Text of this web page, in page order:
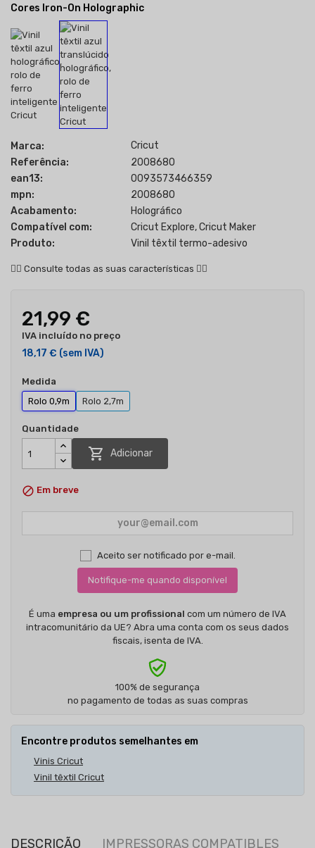
Cores Iron-On Holographic
Marca:
Cricut
Referência:
2008680
ean13:
0093573466359
mpn:
2008680
Acabamento:
Holográfico
Compatível com:
Cricut Explore, Cricut Maker
Produto:
Vinil têxtil termo-adesivo
👇🏻 Consulte todas as suas características 👇🏻
21,99 €
IVA incluído no preço
18,17 € (sem IVA)
Medida
Rolo 0,9m
Rolo 2,7m
Quantidade
 Adicionar
 Em breve
Aceito ser notificado por e-mail.
Notifique-me quando disponível
É uma empresa ou um profissional com um número de IVA
intracomunitário da UE? Abra uma conta com os seus dados
fiscais, isenta de IVA.
100% de segurança
no pagamento de todas as suas compras
Encontre produtos semelhantes em
Vinis Cricut
Vinil têxtil Cricut
DESCRIÇÃO IMPRESSORAS COMPATIBLES